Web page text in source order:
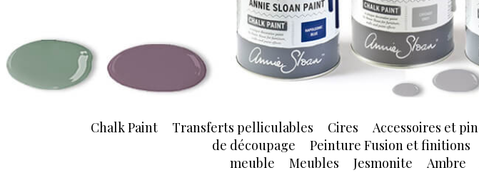
Chalk Paint Transferts pelliculables Cires Accessoires et
de découpage
Peinture Fusion et finitions
meuble
Meubles Jesmonite Ambre